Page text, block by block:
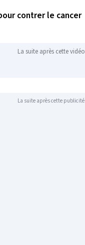
contrer le cancer
La suite après cette vidéo
La suite après cette publicité